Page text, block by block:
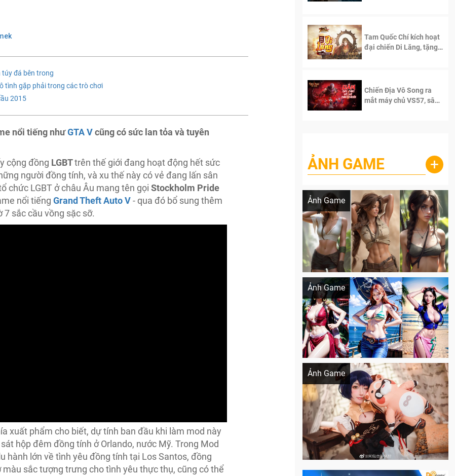
túy đá bên trong
tình gặp phải trong các trò chơi
2015
nổi tiếng nhưGTA Vcũng có sức lan tỏa và tuyên
cộng đồng LGBTtrên thế giới đang hoạt động hết sức
người đồng tính, và xu thế này có vẻ đang lấn sân
chức LGBT ở châu Âu mang tên gọi Stockholm Pride
nổi tiếngGrand Theft Auto V- qua đó bổ sung thêm
sắc cầu vồng sặc sỡ.
xuất phẩm cho biết, dự tính ban đầu khi làm mod này
hộp đêm đồng tính ở Orlando, nước Mỹ. Trong Mod
hành lớn về tình yêu đồng tính tại Los Santos, đồng
sắc tượng trưng cho tình yêu thực thụ, cũng có thể
Tam Quốc Chí kích hoạt
đại chiến Di Lăng, tặng
Chiến Địa Vô Song ra
mắt máy chủ VS57, sân
ẢNH GAME +
Ảnh Game
Lala Croft vừa nóng vừa xinh dưới nét vẽ
Ảnh Game
Khi AI Cosplay gái đẹp One Piece
Ảnh Game
Cosplay Xiangling siêu cute